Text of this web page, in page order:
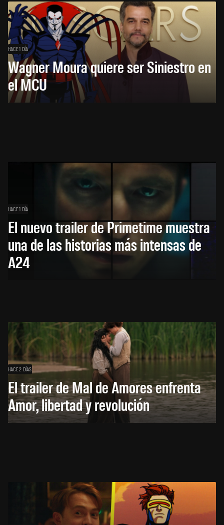
HACE 1 DÍA
Wagner Moura quiere ser Siniestro en
el MCU
HACE 1 DÍA
El nuevo trailer de Primetime muestra
una de las historias más intensas de
A24
HACE 2 DÍAS
El trailer de Mal de Amores enfrenta
Amor, libertad y revolución